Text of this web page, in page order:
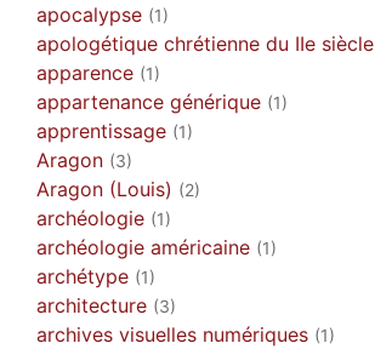
apocalypse (1)
apologétique chrétienne du IIe siècle
apparence (1)
appartenance générique (1)
apprentissage (1)
Aragon (3)
Aragon (Louis) (2)
archéologie (1)
archéologie américaine (1)
archétype (1)
architecture (3)
archives visuelles numériques (1)